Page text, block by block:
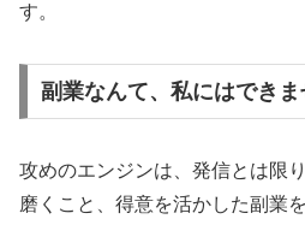
す。
副業なんて、私にはできま
攻めのエンジンは、発信とは限
磨くこと、得意を活かした副業